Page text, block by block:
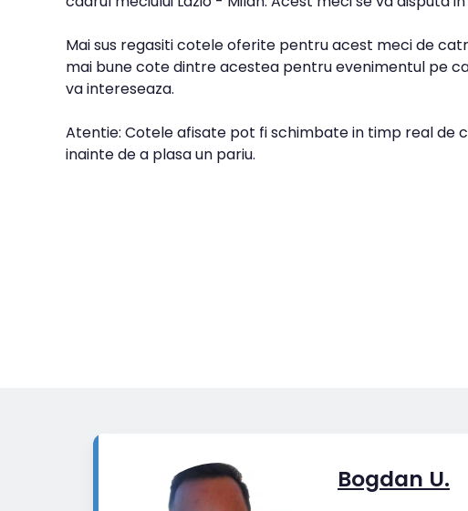
Mai sus regasiti cotele oferite pentru acest meci de
mai bune cote dintre acestea pentru evenimentul pe
va intereseaza.
Atentie: Cotele afisate pot fi schimbate in timp real
inainte de a plasa un pariu.
Bogdan U.